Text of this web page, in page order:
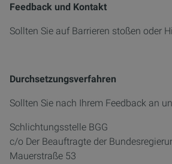
Feedback und Kontakt
Sollten Sie auf Barrieren stoßen oder
Durchsetzungsverfahren
Sollten Sie nach Ihrem Feedback an
Schlichtungsstelle BGG
c/o Der Beauftragte der
Mauerstraße 53